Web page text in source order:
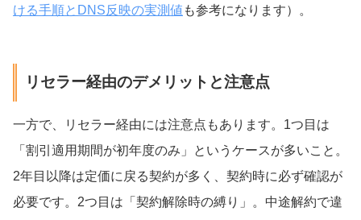
ける手順とDNS反映の実測値 も参考になります）。
リセラー経由のデメリットと注意点
一方で、リセラー経由には注意点もあります。1つ目は
「割引適用期間が初年度のみ」というケースが多いこと。
2年目以降は定価に戻る契約が多く、契約時に必ず確認が
必要です。2つ目は「契約解除時の縛り」。中途解約で違